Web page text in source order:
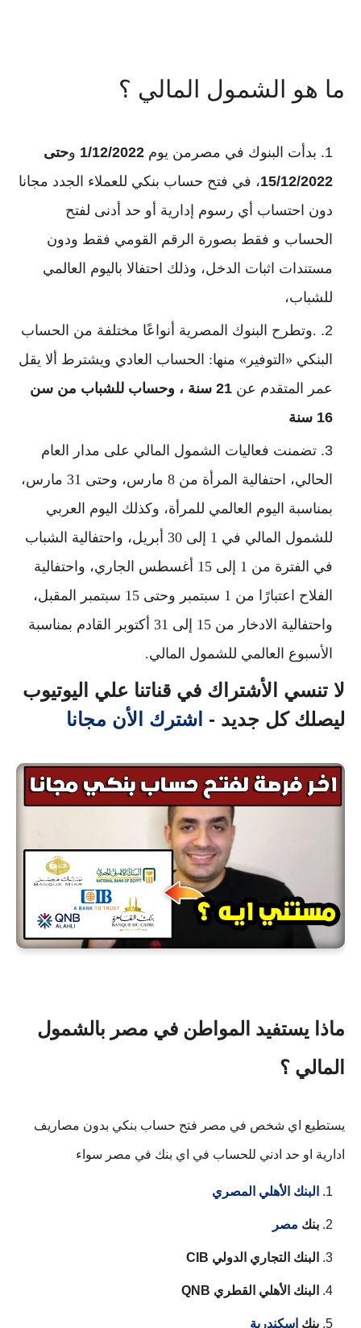
ما هو الشمول المالي ؟
بدأت البنوك في مصرمن يوم 1/12/2022 وحتى
15/12/2022، في فتح حساب بنكي للعملاء الجدد مجانا
دون احتساب أي رسوم إدارية أو حد أدنى لفتح
الحساب و فقط بصورة الرقم القومي فقط ودون
مستندات اثبات الدخل، وذلك احتفالا باليوم العالمي
للشباب،
.وتطرح البنوك المصرية أنواعًا مختلفة من الحساب
البنكي «التوفير» منها: الحساب العادي ويشترط ألا يقل
عمر المتقدم عن
21 سنة ، وحساب للشباب من سن
16 سنة
تضمنت فعاليات الشمول المالي على مدار العام
الحالي، احتفالية المرأة من 8 مارس، وحتى 31 مارس،
بمناسبة اليوم العالمي للمرأة، وكذلك اليوم العربي
للشمول المالي في 1 إلى 30 أبريل، واحتفالية الشباب
في الفترة من 1 إلى 15 أغسطس الجاري، واحتفالية
الفلاح اعتبارًا من 1 سبتمبر وحتى 15 سبتمبر المقبل،
واحتفالية الادخار من 15 إلى 31 أكتوبر القادم بمناسبة
الأسبوع العالمي للشمول المالي.
لا تنسي الأشتراك في قناتنا علي اليوتيوب
ليصلك كل جديد - اشترك الأن مجانا
ماذا يستفيد المواطن في مصر بالشمول
المالي ؟
يستطيع اي شخص في مصر فتح حساب بنكي بدون مصاريف
ادارية او حد ادني للحساب في اي بنك في مصر سواء
البنك الأهلي المصري
بنك مصر
البنك التجاري الدولي CIB
البنك الأهلي القطري QNB
بنك اسكندرية